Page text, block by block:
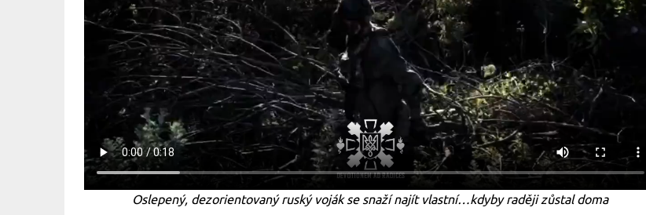
Oslepený, dezorientovaný ruský voják se snaží najít vlastní…kdyby raději zůstal doma